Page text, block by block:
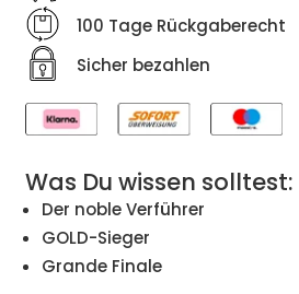
100 Tage Rückgaberecht
Sicher bezahlen
Was Du wissen solltest:
Der noble Verführer
GOLD-Sieger
Grande Finale